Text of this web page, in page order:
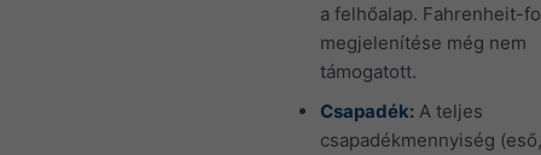
a felhőalap. Fahrenheit-
megjelenítése még nem
támogatott.
Csapadék: A teljes
csapadékmennyiség (eső,